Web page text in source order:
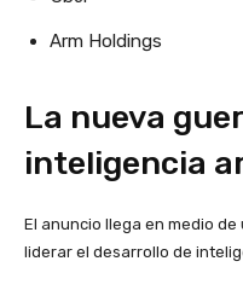
Arm Holdings
La nueva
inteligencia
El anuncio llega en medio
liderar el desarrollo de